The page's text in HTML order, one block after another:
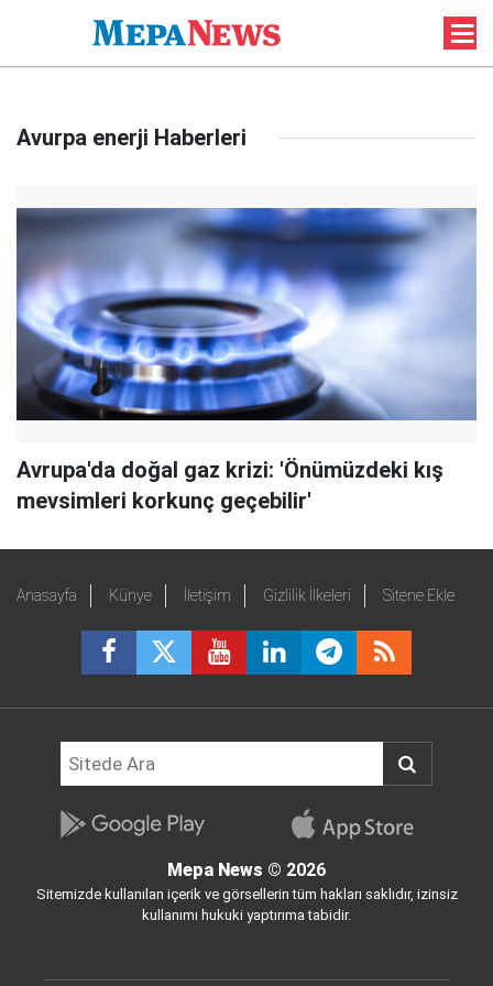
Avurpa enerji Haberleri
Avrupa'da doğal gaz krizi: 'Önümüzdeki kış
mevsimleri korkunç geçebilir'
Anasayfa Künye İletişim Gizlilik İlkeleri Sitene Ekle
Mepa News © 2026
Sitemizde kullanılan içerik ve görsellerin tüm hakları saklıdır, izinsiz
kullanımı hukuki yaptırıma tabidir.